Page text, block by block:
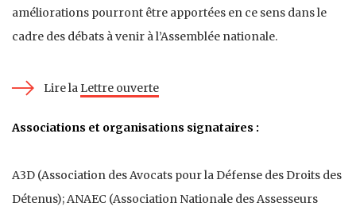
améliorations pourront être apportées en ce sens dans le
cadre des débats à venir à l’Assemblée nationale.
Lire la Lettre ouverte
Associations et organisations signataires :
A3D (Association des Avocats pour la Défense des Droits des
Détenus); ANAEC (Association Nationale des Assesseurs